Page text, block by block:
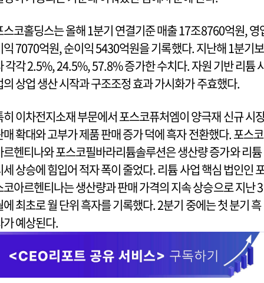
스코홀딩스는 올해 1분기 연결기준 매출 17조8760억원, 영
익 7070억원, 순이익 5430억원을 기록했다. 지난해 1분기보
각각 2.5%, 24.5%, 57.8% 증가한 수치다. 자원 기반 리튬
의 상업 생산 시작과 구조조정 효과 가시화가 주효했다.
히 이차전지소재 부문에서 포스코퓨처엠이 양극재 신규 시
매 확대와 고부가 제품 판매 증가 덕에 흑자 전환했다. 포스코
르헨티나와 포스코필바라리튬솔루션은 생산량 증가와 리튬
세 상승에 힘입어 적자 폭이 줄었다. 리튬 사업 핵심 법인인
코아르헨티나는 생산량과 판매 가격의 지속 상승으로 지난 3
에 최초로 월 단위 흑자를 기록했다. 2분기 중에는 첫 분기 흑
가 예상된다.